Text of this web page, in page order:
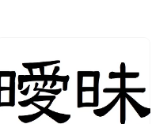
은, 직접적
초식성이라
동을 목격
치 옆에 웅
용한 탐침